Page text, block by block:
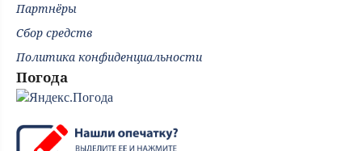
Партнёры
Сбор средств
Политика конфиденциальности
Погода